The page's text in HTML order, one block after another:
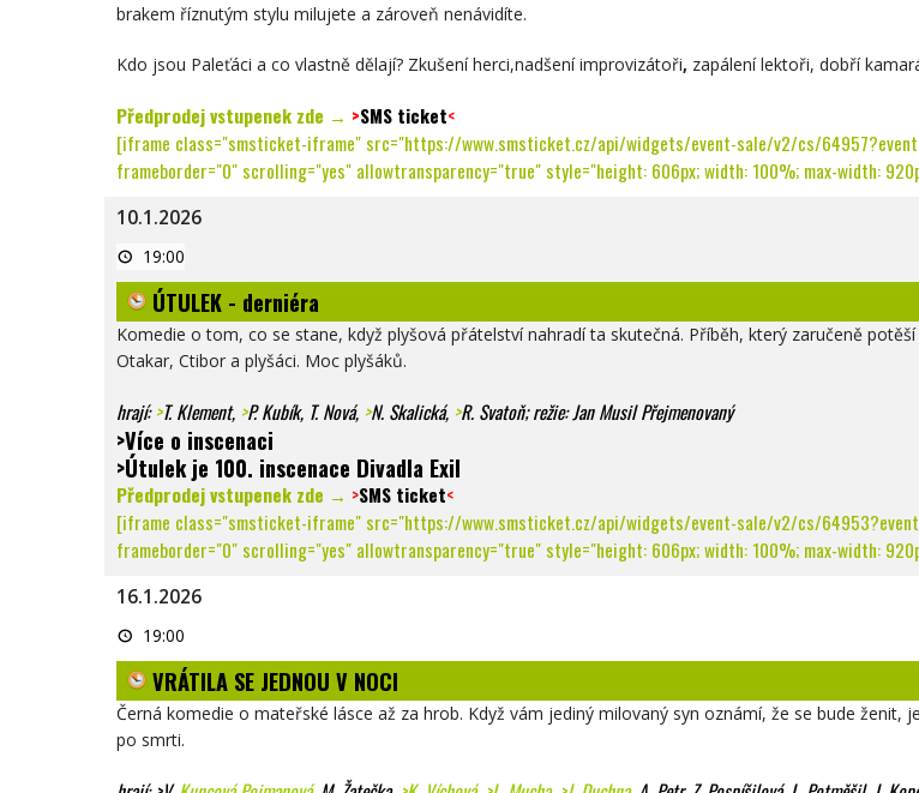
brakem říznutým stylu milujete a zároveň nenávidíte.
Kdo jsou Paleťáci a co vlastně dělají? Zkušení herci,nadšení improvizátoři, zapálení lektoři, dobří
Předprodej vstupenek zde → >SMS ticket<
[iframe class="smsticket-iframe" src="https://www.smsticket.cz/api/widgets/event-sale/v2/cs/
frameborder="0" scrolling="yes" allowtransparency="true" style="height: 606px; width: 100%; max-width:
10.1.2026
ÚTULEK
-
derniéra
19:00
ÚTULEK - derniéra
Komedie o tom, co se stane, když plyšová přátelství nahradí ta skutečná. Příběh, který zaručeně
Otakar, Ctibor a plyšáci. Moc plyšáků.
hrají:>T. Klement, >P. Kubík, T. Nová, >N. Skalická, >R. Svatoň; režie: Jan Musil Přejmenovaný
>Více o inscenaci
>Útulek je 100. inscenace Divadla Exil
Předprodej vstupenek zde → >SMS ticket<
[iframe class="smsticket-iframe" src="https://www.smsticket.cz/api/widgets/event-sale/v2/cs/
frameborder="0" scrolling="yes" allowtransparency="true" style="height: 606px; width: 100%; max-width:
16.1.2026
VRÁTILA
SE
JEDNOU
NOCI
19:00
VRÁTILA SE JEDNOU V NOCI
Černá komedie o mateřské lásce až za hrob. Když vám jediný milovaný syn oznámí, že se bude
po smrti.